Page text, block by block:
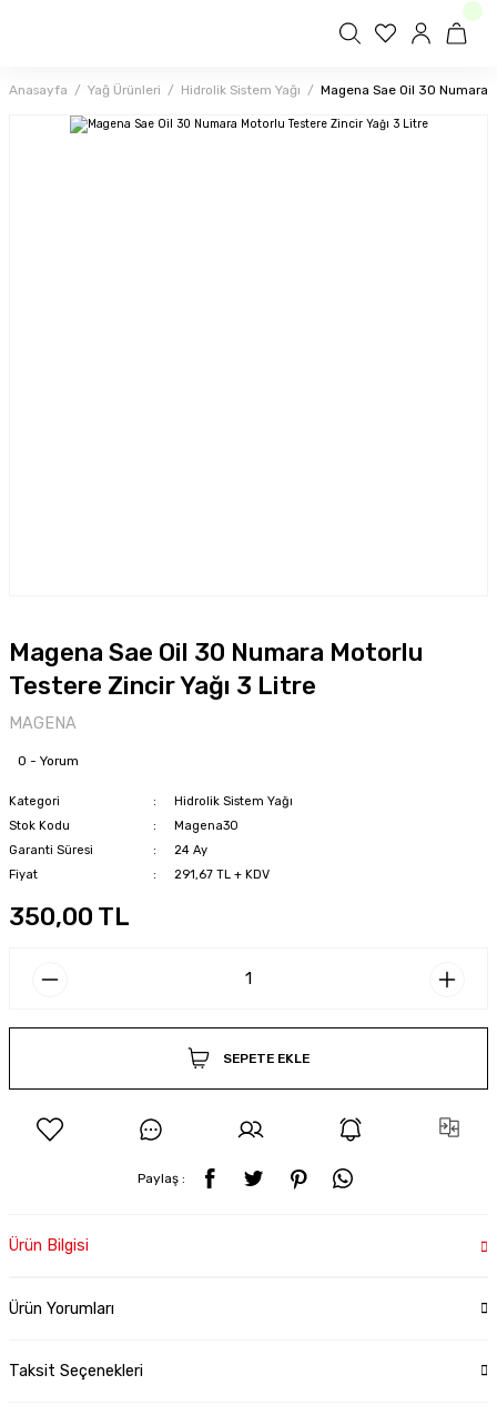
Anasayfa Yağ Ürünleri Hidrolik Sistem Yağı Magena Sae Oil 30 Numara
Magena Sae Oil 30 Numara Motorlu
Testere Zincir Yağı 3 Litre
MAGENA
0 - Yorum
Kategori
Hidrolik Sistem Yağı
Stok Kodu
Magena30
Garanti Süresi
24 Ay
Fiyat
291,67 TL + KDV
350,00 TL
SEPETE EKLE
Paylaş :
Ürün Bilgisi
Ürün Yorumları
Taksit Seçenekleri